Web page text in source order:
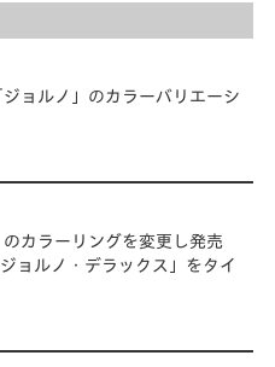
ョルノ」のカラーバリエーシ
のカラーリングを変更し発売
ョルノ・デラックス」をタイ